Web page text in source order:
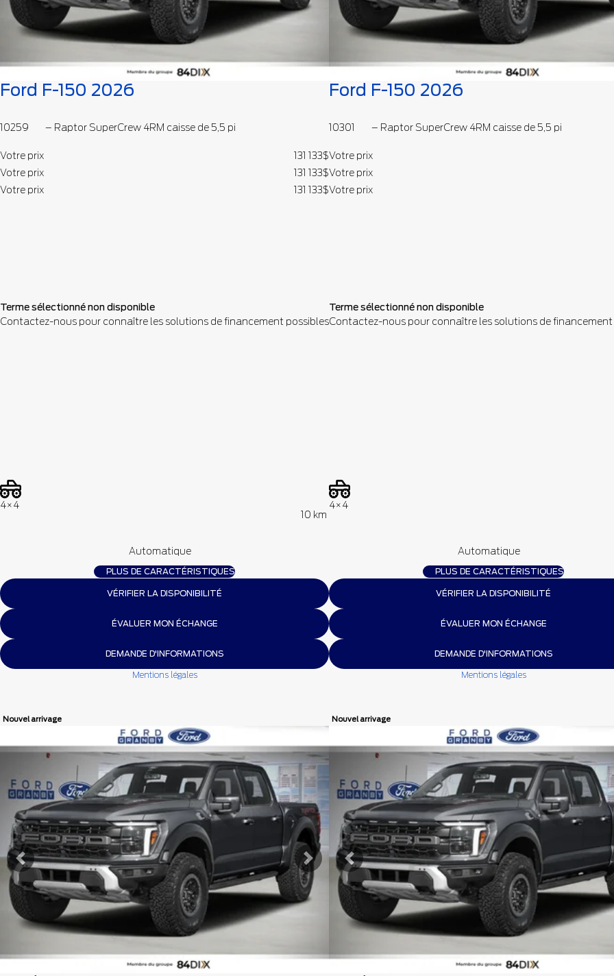
Ford F-150 2026
10259 – Raptor SuperCrew 4RM caisse de 5,5 pi
Votre prix 131 133$
Votre prix
131 133$
Votre prix
131 133$
Terme sélectionné non disponible
Contactez-nous pour connaître les solutions de financement possibles
4×4
Automatique
10 km
PLUS DE CARACTÉRISTIQUES
VÉRIFIER LA DISPONIBILITÉ
ÉVALUER MON ÉCHANGE
DEMANDE D'INFORMATIONS
Mentions légales
Ford F-150 2026
10301 – Raptor SuperCrew 4RM caisse de 5,5 pi
Votre prix
Votre prix
Votre prix
Terme sélectionné non disponible
Contactez-nous pour connaître les solutions de financement
4×4
Automatique
PLUS DE CARACTÉRISTIQUES
VÉRIFIER LA DISPONIBILITÉ
ÉVALUER MON ÉCHANGE
DEMANDE D'INFORMATIONS
Mentions légales
Nouvel arrivage
Précédent Suivant
Nouvel arrivage
Précédent